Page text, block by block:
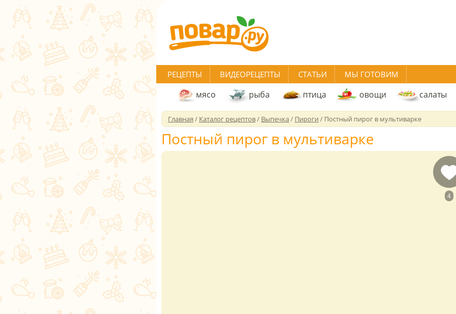
РЕЦЕПТЫ ВИДЕОРЕЦЕПТЫ СТАТЬИ МЫ ГОТОВИМ
мясо рыба птица овощи салаты
Главная / Каталог рецептов/ Выпечка/ Пироги / Постный пирог в мультиварке
Постный пирог в мультиварке
4